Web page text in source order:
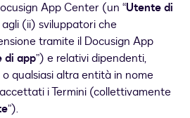
App Center (un “Utente di
agli (ii) sviluppatori che
tramite il Docusign App
di app”) e relativi dipendenti,
qualsiasi altra entità in nome
i Termini (collettivamente
”).